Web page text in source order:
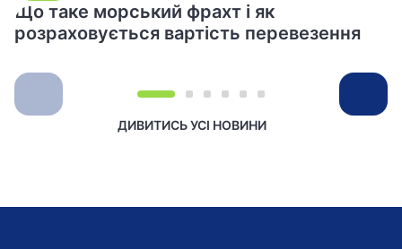
Що таке морський фрахт і як
розраховується вартість перевезення
ДИВИТИСЬ УСІ НОВИНИ